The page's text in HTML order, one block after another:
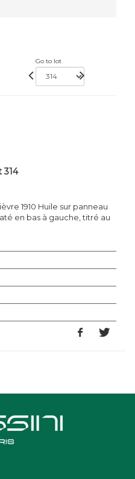
Go to lot
314
1910 Huile sur panneau
en bas à gauche, titré au